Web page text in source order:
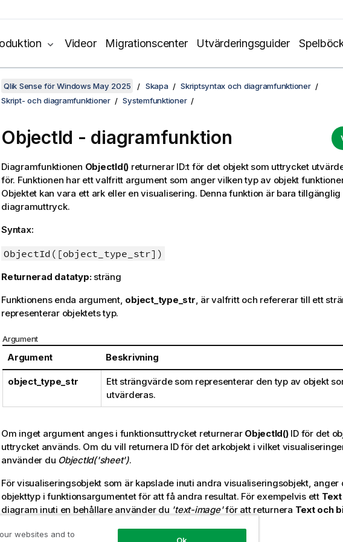
Videor Migrationscenter Utvärderingsguider
Qlik Sense för Windows May 2025 Skapa
Skriptsyntax och diagramfunktioner
Skript- och diagramfunktioner
Systemfunktioner
ObjectId - diagramfunktion
Diagramfunktionen ObjectId() returnerar ID:t för det objekt som uttrycket
för. Funktionen har ett valfritt argument som anger vilken typ av objekt
Objektet kan vara ett ark eller en visualisering. Denna funktion är bara tillgänglig
diagramuttryck.
Syntax:
ObjectId([object_type_str])
Returnerad datatyp: sträng
Funktionens enda argument, object_type_str, är valfritt och refererar till ett
representerar objektets typ.
Argument
Argument Beskrivning
object_type_str
Ett strängvärde som representerar den typ av objekt
utvärderas.
Om inget argument anges i funktionsuttrycket returnerar ObjectId()ID för det
uttrycket används. Om du vill returnera ID för det arkobjekt i vilket
använder du ObjectId('sheet').
För visualiseringsobjekt som är kapslade inuti andra visualiseringsobjekt, anger
objekttyp i funktionsargumentet för att få andra resultat. För exempelvis ett
diagram inuti en behållare använder du 'text-image'för att returnera Text och
websites and to